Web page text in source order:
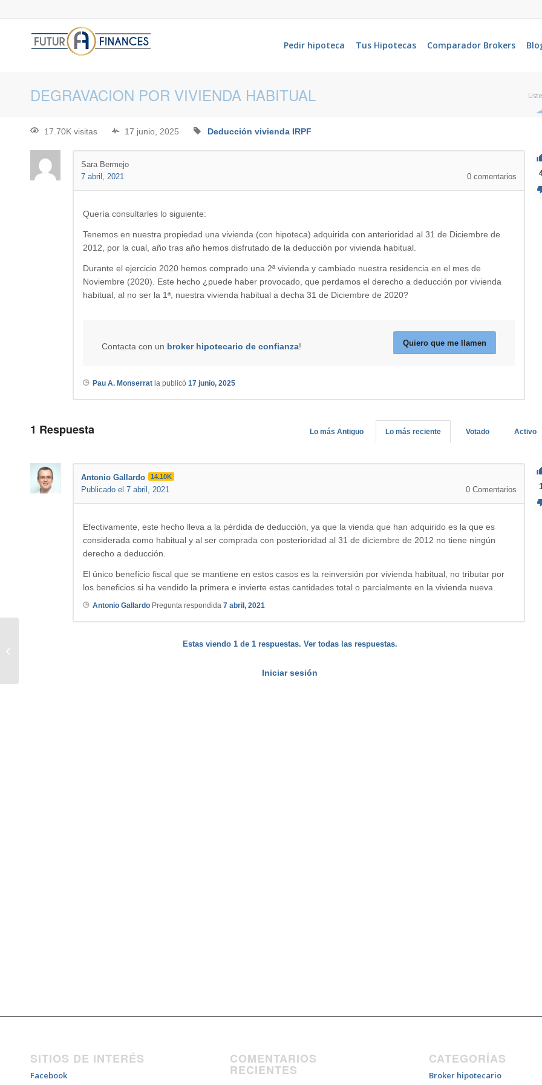
Pedir hipoteca Tus Hipotecas Comparador Brokers
DEGRAVACION POR VIVIENDA HABITUAL
17.70K visitas 17 junio, 2025 Deducción vivienda IRPF
Sara Bermejo
7 abril, 2021
0 comentarios
Quería consultarles lo siguiente:
Tenemos en nuestra propiedad una vivienda (con hipoteca) adquirida con anterioridad al 31 de Diciembre de
2012, por la cual, año tras año hemos disfrutado de la deducción por vivienda habitual.
Durante el ejercicio 2020 hemos comprado una 2ª vivienda y cambiado nuestra residencia en el mes de
Noviembre (2020). Este hecho ¿puede haber provocado, que perdamos el derecho a deducción por vivienda
habitual, al no ser la 1ª, nuestra vivienda habitual a decha 31 de Diciembre de 2020?
Contacta con un broker hipotecario de confianza! Quiero que me llamen
Pau A. Monserrat la publicó 17 junio, 2025
1 Respuesta Activo
Votado
Lo más reciente
Lo más Antiguo
Antonio Gallardo 14.10K
Publicado el 7 abril, 2021 0 Comentarios
Efectivamente, este hecho lleva a la pérdida de deducción, ya que la vienda que han adquirido es la que es
considerada como habitual y al ser comprada con posterioridad al 31 de diciembre de 2012 no tiene ningún
derecho a deducción.
El único beneficio fiscal que se mantiene en estos casos es la reinversión por vivienda habitual, no tributar por
los beneficios si ha vendido la primera e invierte estas cantidades total o parcialmente en la vivienda nueva.
Antonio Gallardo Pregunta respondida 7 abril, 2021
Estas viendo 1 de 1 respuestas. Ver todas las respuestas.
Iniciar sesión
SITIOS DE INTERÉS
Facebook
COMENTARIOS
RECIENTES
CATEGORÍAS
Broker hipotecario